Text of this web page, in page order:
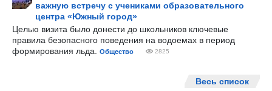
важную встречу с учениками образовательного
центра «Южный город»
Целью визита было донести до школьников ключевые
правила безопасного поведения на водоемах в период
формирования льда.
Общество 2825
Весь список